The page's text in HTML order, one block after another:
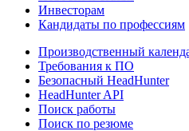
Инвесторам
Кандидаты по профессиям
Производственный
Требования к ПО
Безопасный HeadHunter
HeadHunter API
Поиск работы
Поиск по резюме